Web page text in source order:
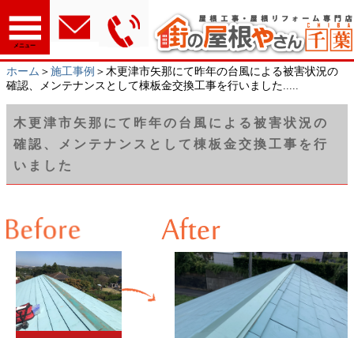
メニュー
ホーム ＞ 施工事例 ＞木更津市矢那にて昨年の台風による被害状況の
確認、メンテナンスとして棟板金交換工事を行いました.....
木更津市矢那にて昨年の台風による被害状況の
確認、メンテナンスとして棟板金交換工事を行
いました